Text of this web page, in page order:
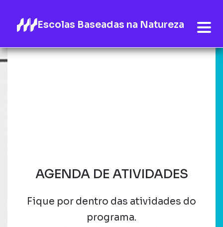
Escolas Baseadas na Natureza
AGENDA DE ATIVIDADES
Fique por dentro das atividades do
programa.